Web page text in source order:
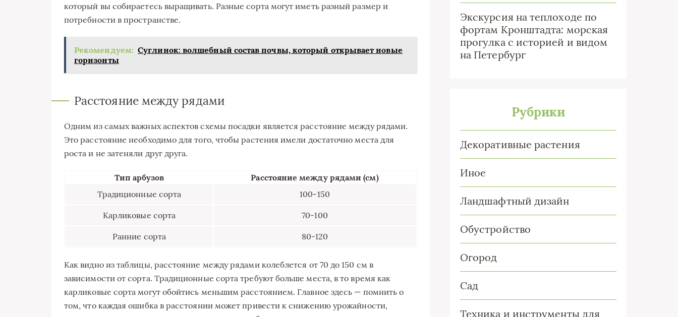
который вы собираетесь выращивать. Разные сорта могут иметь разный размер и
потребности в пространстве.
Рекомендуем: Суглинок: волшебный состав почвы, который открывает новые
горизонты
Расстояние между рядами
Одним из самых важных аспектов схемы посадки является расстояние между рядами.
Это расстояние необходимо для того, чтобы растения имели достаточно места для
роста и не затеняли друг друга.
Тип арбузов
Расстояние между рядами (см)
Традиционные сорта
100-150
Карликовые сорта 70-100
Ранние сорта 80-120
Как видно из таблицы, расстояние между рядами колеблется от 70 до 150 см в
зависимости от сорта. Традиционные сорта требуют больше места, в то время как
карликовые сорта могут обойтись меньшим расстоянием. Главное здесь — помнить о
том, что каждая ошибка в расстоянии может привести к снижению урожайности,
Экскурсия на теплоходе по
фортам Кронштадта: морская
прогулка с историей и видом
на Петербург
Рубрики
Декоративные растения
Иное
Ландшафтный дизайн
Обустройство
Огород
Сад
Техника и инструменты для